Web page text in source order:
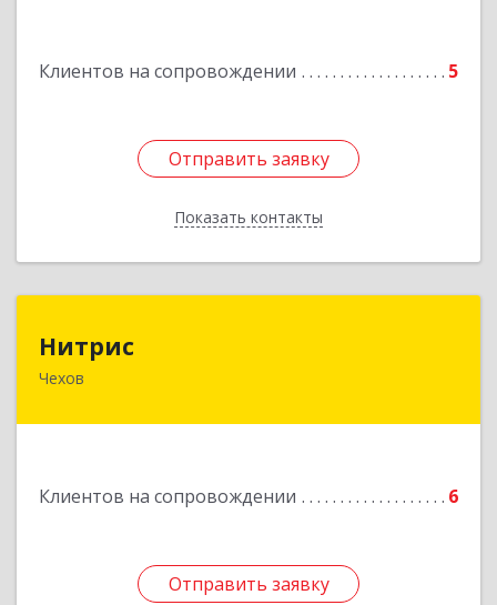
Клиентов на сопровождении 5
Отправить заявку
Показать контакты
Подробнее
Отправить заявку
Назад
Нитрис
Чехов
Клиентов на сопровождении 6
Отправить заявку
142350, Московская обл, Чехов м.о., Столбовая
Отправить заявку